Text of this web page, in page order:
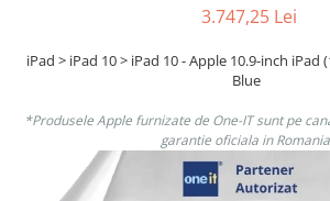
3.747,25 Lei
iPad > iPad 10 > iPad 10 - Apple 10.9-inch iPad
Blue
*Produsele Apple furnizate de One-IT sunt pe
garantie oficiala in